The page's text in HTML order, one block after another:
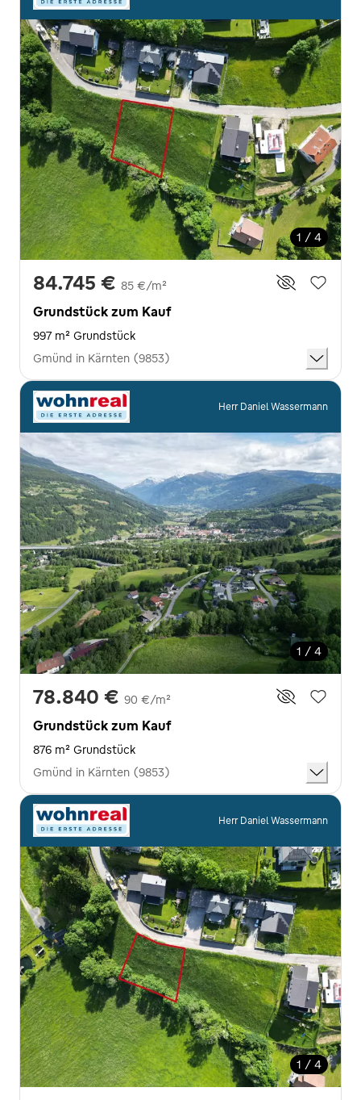
1 / 4
84.745 € 85 €/m²
Grundstück zum Kauf
997 m² Grundstück
Gmünd in Kärnten (9853)
Herr Daniel Wassermann
1 / 4
78.840 € 90 €/m²
Grundstück zum Kauf
876 m² Grundstück
Gmünd in Kärnten (9853)
Herr Daniel Wassermann
1 / 4